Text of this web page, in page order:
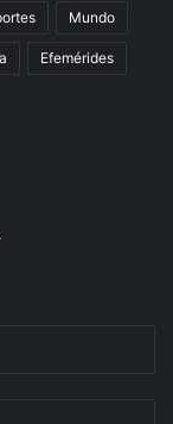
Mundo
Efemérides